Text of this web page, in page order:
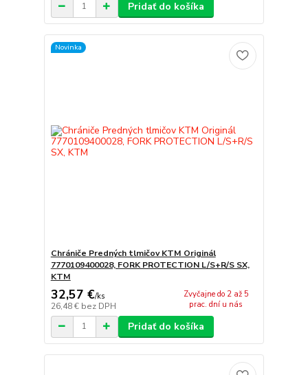
Pridať do košíka
Novinka
Chrániče Predných tlmičov KTM Originál
7770109400028, FORK PROTECTION L/S+R/S SX,
KTM
32,57 €/ks
26,48 € bez DPH
Zvyčajne do 2 až 5
prac. dní u nás
Pridať do košíka